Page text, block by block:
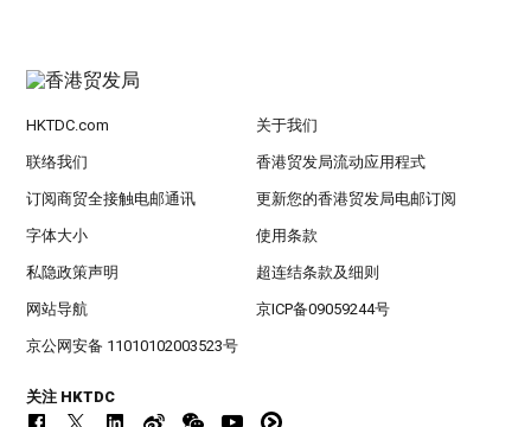
HKTDC.com 关于我们
联络我们 香港贸发局流动应用程式
订阅商贸全接触电邮通讯 更新您的香港贸发局电邮订阅
字体大小 使用条款
私隐政策声明 超连结条款及细则
网站导航 京ICP备09059244号
京公网安备 11010102003523号
关注 HKTDC